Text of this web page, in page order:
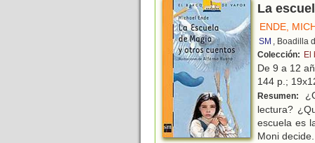
La
ENDE,
SM , Boadilla
Colección: El
De 9 a 12
144 p.;
Resumen:
lectura?
escuela es
Moni decide